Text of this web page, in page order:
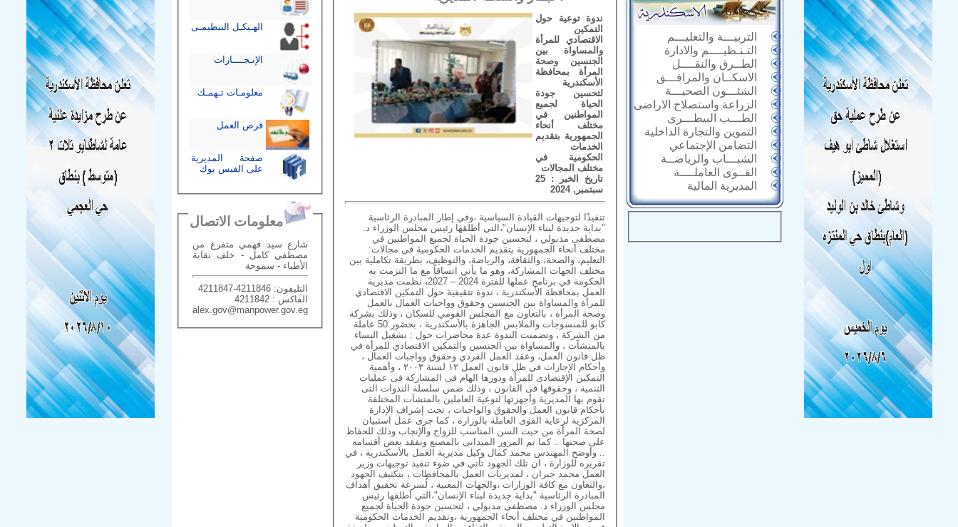
التربيـــة والتعليـــم
التـنـظيــــم والادارة
الطــرق والنقــــل
الاسكــان والمرافـــق
الشئـــون الصحيـــة
الزراعة واستصلاح الاراضى
الطـــب البيطـــرى
التموين والتجارة الداخلية
التضامن الإجتماعي
الشبـــاب والرياضــة
القــوى العاملــــة
المديرية المالية
ندوة توعية حول
التمكين
الاقتصادي للمرأة
والمساواة بين
الجنسين وصحة
المرأة بمحافظة
الأسكندرية
لتحسين جودة
الحياة لجميع
المواطنين في
مختلف أنحاء
الجمهورية بتقديم
الخدمات
الحكومية في
مختلف المجالات
تاريخ الخبر : 25
سبتمبر, 2024
تنفيذًا لتوجيهات القيادة السياسية ،وفي إطار المبادرة الرئاسية
"بداية جديدة لبناء الإنسان"،التي أطلقها رئيس مجلس الوزراء د.
مصطفى مدبولي ، لتحسين جودة الحياة لجميع المواطنين في
مختلف أنحاء الجمهورية بتقديم الخدمات الحكومية في مجالات:
التعليم، والصحة، والثقافة، والرياضة، والتوظيف، بطريقة تكاملية بين
مختلف الجهات المشاركة، وهو ما يأتي اتساقاً مع ما التزمت به
الحكومة في برنامج عملها للفترة 2024 – 2027، نظمت مديرية
العمل بمحافظة الأسكندرية ، ندوة تثقيفية حول التمكين الاقتصادي
للمرأة والمساواة بين الجنسين وحقوق وواجبات العمال بالعمل
وصحة المرأة ، بالتعاون مع المجلس القومي للسكان ، وذلك بشركة
كابو للمنسوجات والملابس الجاهزة بالأسكندرية ، بحضور 50 عاملة
من الشركة ، وتضمنت الندوة عدة محاضرات حول : تشغيل النساء
بالمنشآت ، والمساواة بين الجنسين والتمكين الاقتصادي للمرأة في
ظل قانون العمل، وعقد العمل الفردي وحقوق وواجبات العمال ،
وأحكام الإجازات في ظل قانون العمل ١٢ لسنة ٢٠٠٣ ، وأهمية
التمكين الإقتصادى للمرأة ودورها الهام فى المشاركة فى عمليات
التنمية ، وحقوقها فى القانون ، وذلك ضمن سلسلة الندوات التى
تقوم بها المديرية وأجهزتها لتوعية العاملين بالمنشآت المختلفة
بأحكام قانون العمل والحقوق والواجبات ، تحت إشراف الإدارة
المركزية لرعاية القوى العاملة بالوزارة ، كما جرى عمل استبيان
لصحة المرأة من حيث السن المناسب للزواج والإنجاب وذلك للحفاظ
على صحتها .. كما تم المرور الميدانى بالمصنع وتفقد بعض أقسامه
.. وأوضح المهندس محمد كمال وكيل مديرية العمل بالأسكندرية ، في
تقريره للوزارة ، ان تلك الجهود تأتي في ضوء تنفيذ توجيهات وزير
العمل محمد جبران ، لمديريات العمل بالمحافظات ، بتكثيف الجهود
،والتعاون مع كافة الوزارات ،والجهات المعنية ، لُسرعة تحقيق أهداف
المبادرة الرئاسية "بداية جديدة لبناء الإنسان"،التي أطلقها رئيس
مجلس الوزراء د. مصطفى مدبولي ، لتحسين جودة الحياة لجميع
المواطنين في مختلف أنحاء الجمهورية ،وتقديم الخدمات الحكومية
الهـيكـل التنظيمـى
الإنـجــــازات
معلومـات تـهمـك
فرص العمل
صفحة المديرية
على الفيس بوك
معلومات الاتصال
شارع سيد فهمي متفرع من
مصطفي كامل - خلف نقابة
الأطباء - سموحة
التليفون: 4211846-4211847
الفاكس : 4211842
alex.gov@manpower.gov.eg